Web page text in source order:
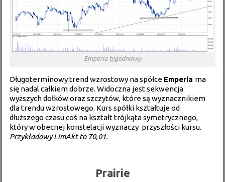
Emperia tygodniowy
Długoterminowy trend wzrostowy na spółce Emperia ma
się nadal całkiem dobrze. Widoczna jest sekwencja
wyższych dołków oraz szczytów, które są wyznacznikiem
dla trendu wzrostowego. Kurs spółki kształtuje od
dłuższego czasu coś na kształt trójkąta symetrycznego,
który w obecnej konstelacji wyznaczy przyszłości kursu.
Przykładowy LimAkt to 70,01.
Prairie